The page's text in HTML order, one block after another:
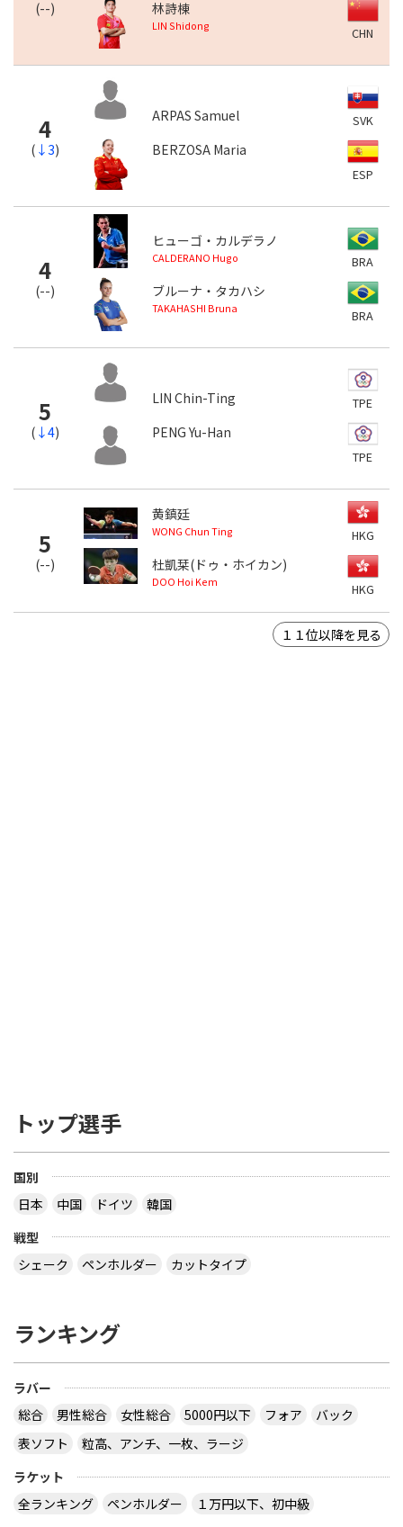
(--) 林詩棟
LIN Shidong CHN
4
( ↓3)
ARPAS Samuel
BERZOSA Maria
SVK
ESP
4
(--)
ヒューゴ・カルデラノ
CALDERANO Hugo
ブルーナ・タカハシ
TAKAHASHI Bruna
BRA
BRA
5
( ↓4)
LIN Chin-Ting
PENG Yu-Han
TPE
TPE
5
(--)
黄鎮廷
WONG Chun Ting
杜凱栞(ドゥ・ホイカン)
DOO Hoi Kem
HKG
HKG
１１位以降を見る
トップ選手
国別
日本
中国 ドイツ
韓国
戦型
シェーク
ペンホルダー カットタイプ
ランキング
ラバー
総合
男性総合 女性総合 5000円以下 フォア
バック
表ソフト
粒高、アンチ、一枚、ラージ
ラケット
全ランキング
ペンホルダー
１万円以下、初中級